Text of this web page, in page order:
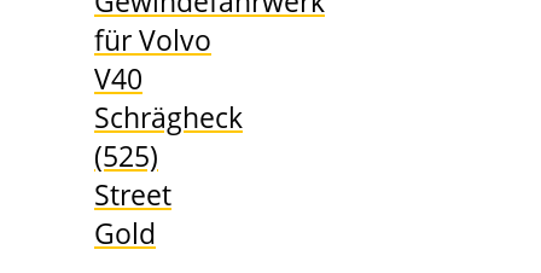
für Volvo
V40
Schrägheck
(525)
Street
Gold